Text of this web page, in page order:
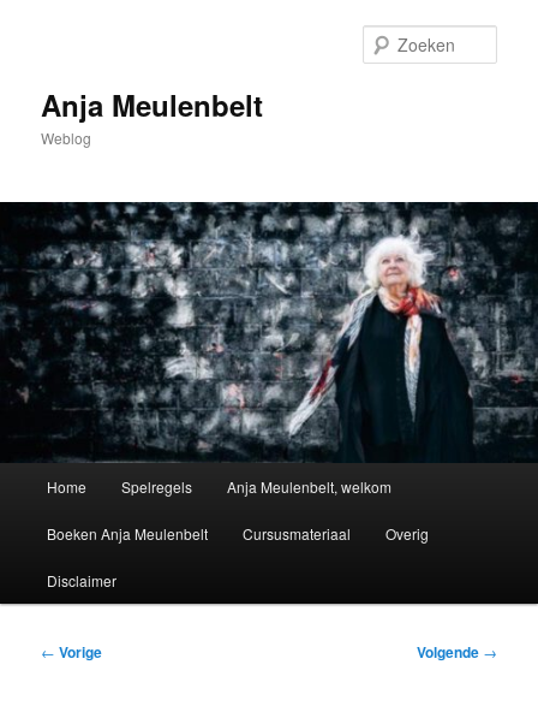
inhoudAnja Meulenbelt
Weblog
Home Spelregels Anja Meulenbelt, welkom
Boeken Anja Meulenbelt Cursusmateriaal Overig
Disclaimer
Bericht
← Vorige Volgende →